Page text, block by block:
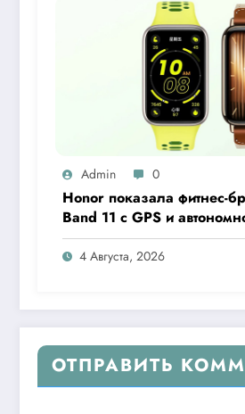
Admin 0
Honor показала фитнес-
Band 11 с GPS и
26 дней
4 Августа, 2026
ОТПРАВИТЬ